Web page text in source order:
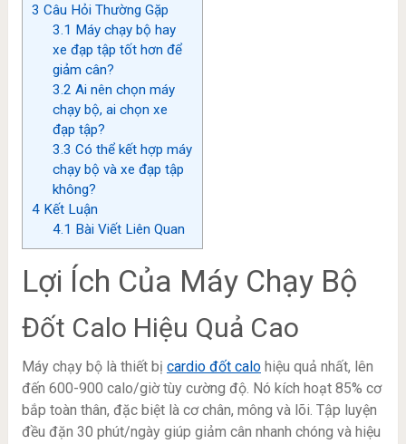
3 Câu Hỏi Thường Gặp
3.1 Máy chạy bộ hay
xe đạp tập tốt hơn để
giảm cân?
3.2 Ai nên chọn máy
chạy bộ, ai chọn xe
đạp tập?
3.3 Có thể kết hợp máy
chạy bộ và xe đạp tập
không?
4Kết Luận
4.1 Bài Viết Liên Quan
Lợi Ích Của Máy Chạy Bộ
Đốt Calo Hiệu Quả Cao
Máy chạy bộ là thiết bị cardio đốt calohiệu quả nhất, lên
đến 600-900 calo/giờ tùy cường độ. Nó kích hoạt 85% cơ
bắp toàn thân, đặc biệt là cơ chân, mông và lõi. Tập luyện
đều đặn 30 phút/ngày giúp giảm cân nhanh chóng và hiệu